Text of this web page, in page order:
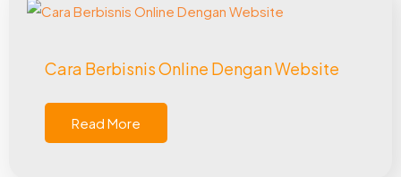
Cara Berbisnis Online Dengan Website
Read More